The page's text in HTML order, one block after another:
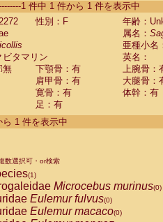
Saguinus labiatus(0)
Saguinus leucopus (0)
Saguinus mystax
Saguinus nigricollis (1)
Saguinus oedipus
Saguinus weddelli
Saguinusspp.
Aotus trivirgatus
Cebus albifrons
Cebus nigrivittatus
Cebus
Saimiri boliviensis(0)
Saimiri sciureus(0)
Alouatta caraya(0)
1 件中 1 件から 1 件を表示中
性別：F
年齢：
属名：
亜種小名
タマリン
英名：
無
下顎骨：有
上腕骨：
肩甲骨：有
大腿骨：
寛骨：有
体幹：有
足：有
ら 1 件を表示中
数選択可・or検索
(1)
Microcebus murinus(0)
Eulemur fulvus(0)
Eulemur macaco(0)